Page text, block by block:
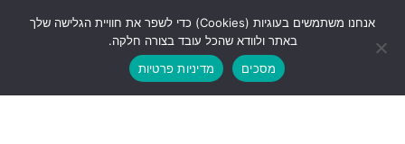
תפריט
אנחנו משתמשים בעוגיות (Cookies) כדי לשפר את חוויית הגלישה שלך
באתר ולוודא שהכל עובד בצורה חלקה.
מסכים
מדיניות פרטיות